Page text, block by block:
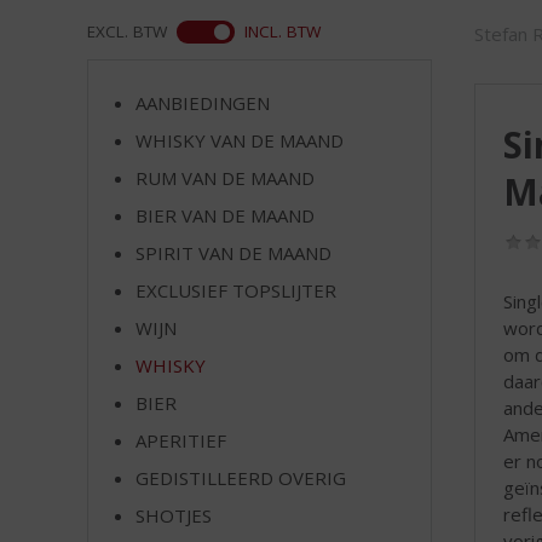
Stefan
om
er
EXCL. BTW INCL. BTW
AANBIEDINGEN
WHISKY VAN DE MAAND
RUM VAN DE MAAND
BIER VAN DE MAAND
SPIRIT VAN DE MAAND
EXCLUSIEF TOPSLIJTER
WIJN
WHISKY
BIER
APERITIEF
GEDISTILLEERD OVERIG
SHOTJES